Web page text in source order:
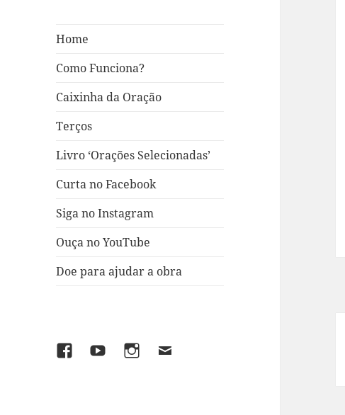
Home
Como Funciona?
Caixinha da Oração
Terços
Livro ‘Orações Selecionadas’
Curta no Facebook
Siga no Instagram
Ouça no YouTube
Doe para ajudar a obra
FacebookYouTubeInstagram
E-